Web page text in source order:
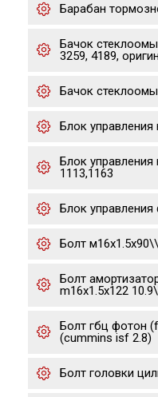
Барабан
Бачок
3259, 4189,
Бачок
Блок управления
Блок
1113,1163
Блок
Болт
Болт
m16x1.5x122
Болт гбц фотон
(cummins isf 2.8)
Болт головки